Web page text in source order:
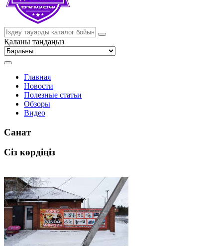
Қаланы таңдаңыз
Главная
Новости
Полезные статьи
Обзоры
Видео
Санат
Сіз көрдіңіз